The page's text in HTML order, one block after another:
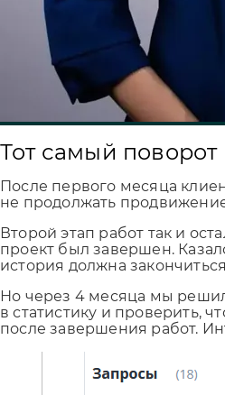
Тот самый поворот
После первого месяца
не продолжать
Второй этап работ так и
проект был завершен.
история должна
Но через 4 месяца мы
в статистику и проверить,
после завершения работ.